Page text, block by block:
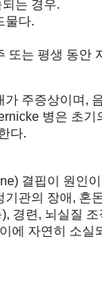
는 경우.
물다.
또는 평생 동안
주증상이며,
병은 초기
다.
결핍이 원인
관의 장애, 혼
경련, 뇌실질
에 자연히 소실